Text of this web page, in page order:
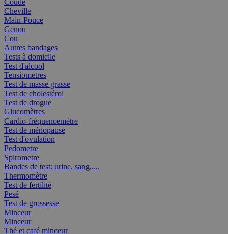
Coude
Cheville
Main-Pouce
Genou
Cou
Autres bandages
Tests à domicile
Test d'alcool
Tensiometres
Test de masse grasse
Test de cholestérol
Test de drogue
Glucomètres
Cardio-fréquencemètre
Test de ménopause
Test d'ovulation
Pedometre
Spirometre
Bandes de test: urine, sang,....
Thermomètre
Test de fertilité
Pesé
Test de grossesse
Minceur
Minceur
Thé et café minceur